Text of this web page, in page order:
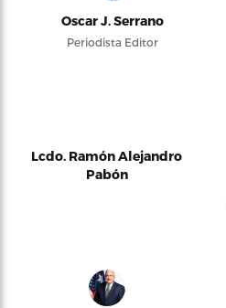
Oscar J. Serrano
Periodista Editor
Lcdo. Ramón Alejandro
Pabón